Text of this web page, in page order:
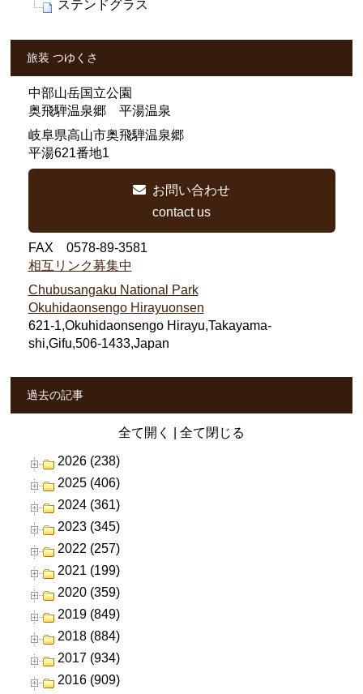
ステンドグラス
旅装 つゆくさ
中部山岳国立公園
奥飛騨温泉郷 平湯温泉
岐阜県高山市奥飛騨温泉郷
平湯621番地1
お問い合わせ
contact us
FAX 0578-89-3581
相互リンク募集中
Chubusangaku National Park
Okuhidaonsengo Hirayuonsen
621-1,Okuhidaonsengo Hirayu,Takayama-
shi,Gifu,506-1433,Japan
過去の記事
全て開く 全て閉じる
2026 (238)
2025 (406)
2024 (361)
2023 (345)
2022 (257)
2021 (199)
2020 (359)
2019 (849)
2018 (884)
2017 (934)
2016 (909)